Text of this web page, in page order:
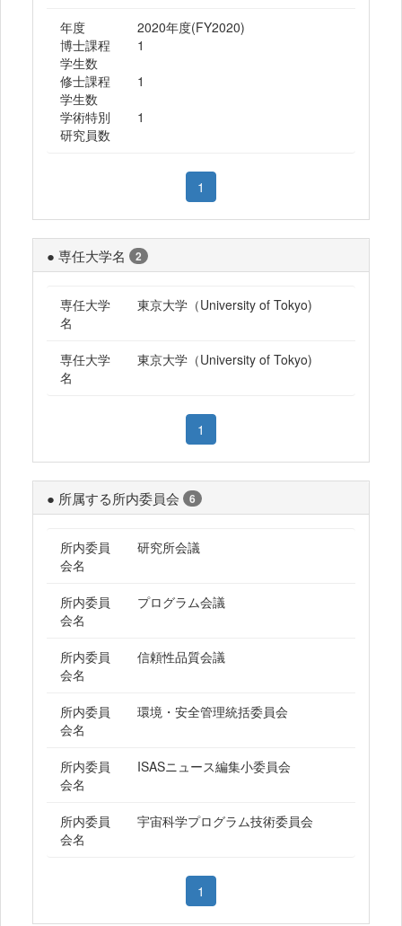
年度
2020年度(FY2020)
博士課程
学生数
1
修士課程
学生数
1
学術特別
研究員数
1
1
● 専任大学名 2
専任大学
名
東京大学（University of Tokyo)
専任大学
名
東京大学（University of Tokyo)
1
● 所属する所内委員会 6
所内委員
会名
研究所会議
所内委員
会名
プログラム会議
所内委員
会名
信頼性品質会議
所内委員
会名
環境・安全管理統括委員会
所内委員
会名
ISASニュース編集小委員会
所内委員
会名
宇宙科学プログラム技術委員会
1